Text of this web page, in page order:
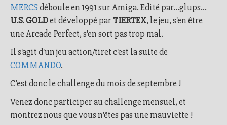
MERCSdéboule en 1991 sur Amiga. Edité par...glups...
U.S. GOLDet développé parTIERTEX, le jeu, s'en être
une Arcade Perfect, s'en sort pas trop mal.
Il s'agit d'un jeu action/tiret c'est la suite de
COMMANDO.
C'est donc le challenge du mois de septembre !
Venez donc participer au challenge mensuel, et
montrez nous que vous n'êtes pas une mauviette !